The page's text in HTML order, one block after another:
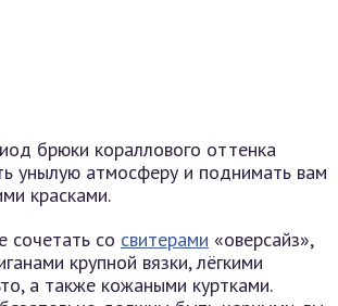
брюки кораллового оттенка
унылую атмосферу и поднимать вам
красками.
сочетать со свитерами «оверсайз»,
крупной вязки, лёгкими
а также кожаными куртками.